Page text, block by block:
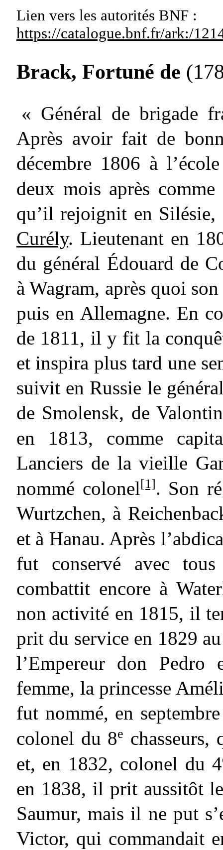
Lien vers les autorités BNF :
https://catalogue.bnf.fr/ark:/
Brack, Fortuné de
« Général de brigade
Après avoir fait de
décembre 1806 à
deux mois après
qu’il rejoignit en
Curély. Lieutenant en
du général Édouard de
à Wagram, après quoi
puis en Allemagne. En
de 1811, il y fit la
et inspira plus tard une
suivit en Russie le
de Smolensk, de
en 1813, comme
Lanciers de la vieille
nommé colonel[1]. Son
Wurtzchen, à
et à Hanau. Après
fut conservé avec
combattit encore à
non activité en 1815, il
prit du service en 1829
l’Empereur don Pedro
femme, la princesse
fut nommé, en
colonel du 8e chasseurs,
et, en 1832, colonel du 4
en 1838, il prit aussitôt
Saumur, mais il ne put
Victor, qui commandait